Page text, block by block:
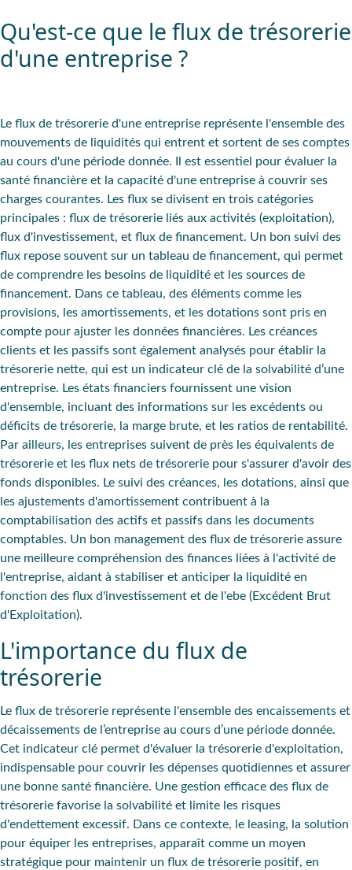
Qu'est-ce que le flux de trésorerie
d'une entreprise ?
Le flux de trésorerie d'une entreprise représente l'ensemble des
mouvements de liquidités qui entrent et sortent de ses comptes
au cours d'une période donnée. Il est essentiel pour évaluer la
santé financière et la capacité d'une entreprise à couvrir ses
charges courantes. Les flux se divisent en trois catégories
principales : flux de trésorerie liés aux activités (exploitation),
flux d'investissement, et flux de financement. Un bon suivi des
flux repose souvent sur un tableau de financement, qui permet
de comprendre les besoins de liquidité et les sources de
financement. Dans ce tableau, des éléments comme les
provisions, les amortissements, et les dotations sont pris en
compte pour ajuster les données financières. Les créances
clients et les passifs sont également analysés pour établir la
trésorerie nette, qui est un indicateur clé de la solvabilité d’une
entreprise. Les états financiers fournissent une vision
d'ensemble, incluant des informations sur les excédents ou
déficits de trésorerie, la marge brute, et les ratios de rentabilité.
Par ailleurs, les entreprises suivent de près les équivalents de
trésorerie et les flux nets de trésorerie pour s'assurer d'avoir des
fonds disponibles. Le suivi des créances, les dotations, ainsi que
les ajustements d'amortissement contribuent à la
comptabilisation des actifs et passifs dans les documents
comptables. Un bon management des flux de trésorerie assure
une meilleure compréhension des finances liées à l'activité de
l'entreprise, aidant à stabiliser et anticiper la liquidité en
fonction des flux d'investissement et de l'ebe (Excédent Brut
d'Exploitation).
L'importance du flux de
trésorerie
Le flux de trésorerie représente l'ensemble des encaissements et
décaissements de l’entreprise au cours d’une période donnée.
Cet indicateur clé permet d'évaluer la trésorerie d'exploitation,
indispensable pour couvrir les dépenses quotidiennes et assurer
une bonne santé financière. Une gestion efficace des flux de
trésorerie favorise la solvabilité et limite les risques
d'endettement excessif. Dans ce contexte, le leasing, la solution
pour équiper les entreprises, apparaît comme un moyen
stratégique pour maintenir un flux de trésorerie positif, en